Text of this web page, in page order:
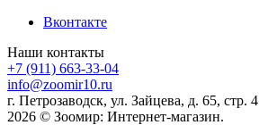
Вконтакте
Наши контакты
+7 (911) 663-33-04
info@zoomir10.ru
г. Петрозаводск, ул. Зайцева, д. 65, стр. 4
2026 © Зоомир: Интернет-магазин.